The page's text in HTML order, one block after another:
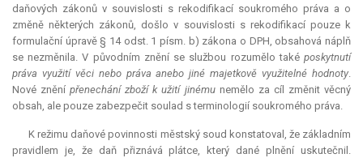
daňových zákonů v souvislosti s rekodifikací soukromého práva a o
změně některých zákonů, došlo v souvislosti s rekodifikací pouze k
formulační úpravě § 14 odst. 1 písm. b) zákona o DPH, obsahová náplň
se nezměnila. V původním znění se službou rozumělo také poskytnutí
práva využití věci nebo práva anebo jiné majetkově využitelné hodnoty.
Nové zněnípřenechání zboží k užití jinémunemělo za cíl změnit věcný
obsah, ale pouze zabezpečit soulad s terminologií soukromého práva.
K režimu daňové povinnosti městský soud konstatoval, že základním
pravidlem je, že daň přiznává plátce, který dané plnění uskutečnil.